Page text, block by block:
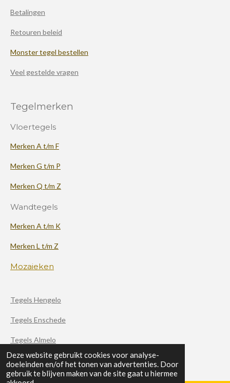
Deze website gebruikt cookies voor analyse-
doeleinden en/of het tonen van advertenties. Door
gebruik te blijven maken van de site gaat u hiermee
Betalingen
Retouren beleid
Monster tegel bestellen
Veel gestelde vragen
Tegelmerken
Vloertegels
Merken A t/m F
Merken G t/m P
Merken Q t/m Z
Wandtegels
Merken A t/m K
Merken L t/m Z
Mozaieken
Tegels Hengelo
Tegels Enschede
Tegels Almelo
F
a
X
I
n